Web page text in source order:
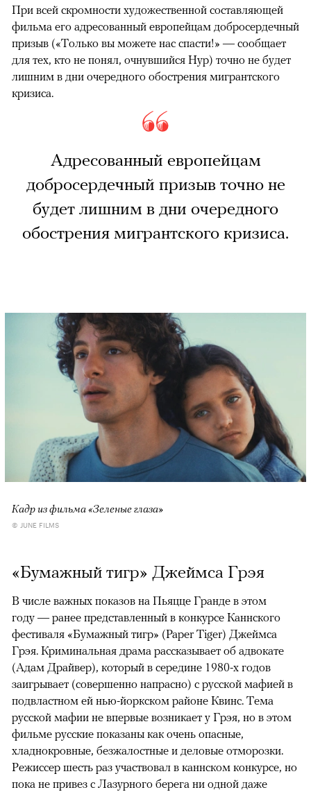
При всей скромности художественной составляющей
фильма его адресованный европейцам добросердечный
призыв («Только вы можете нас спасти!» — сообщает
для тех, кто не понял, очнувшийся Нур) точно не будет
лишним в дни очередного обострения мигрантского
кризиса.
Адресованный европейцам
добросердечный призыв точно не
будет лишним в дни очередного
обострения мигрантского кризиса.
Кадр из фильма «Зеленые глаза»
© JUNE FILMS
«Бумажный тигр» Джеймса Грэя
В числе важных показов на Пьяцце Гранде в этом
году — ранее представленный в конкурсе Каннского
фестиваля «Бумажный тигр» (Paper Tiger) Джеймса
Грэя. Криминальная драма рассказывает об адвокате
(Адам Драйвер), который в середине 1980-х годов
заигрывает (совершенно напрасно) с русской мафией в
подвластном ей нью-йоркском районе Квинс. Тема
русской мафии не впервые возникает у Грэя, но в этом
фильме русские показаны как очень опасные,
хладнокровные, безжалостные и деловые отморозки.
Режиссер шесть раз участвовал в каннском конкурсе, но
пока не привез с Лазурного берега ни одной даже